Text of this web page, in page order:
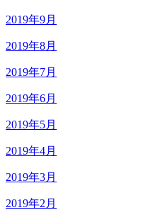
2019年9月
2019年8月
2019年7月
2019年6月
2019年5月
2019年4月
2019年3月
2019年2月